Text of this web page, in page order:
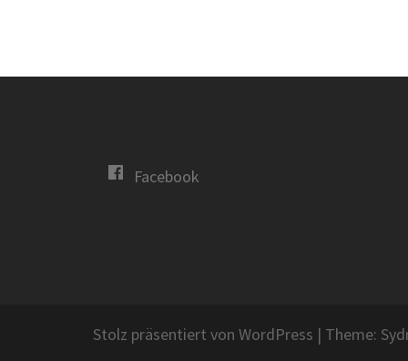
Facebook
Stolz präsentiert von WordPress | Theme: